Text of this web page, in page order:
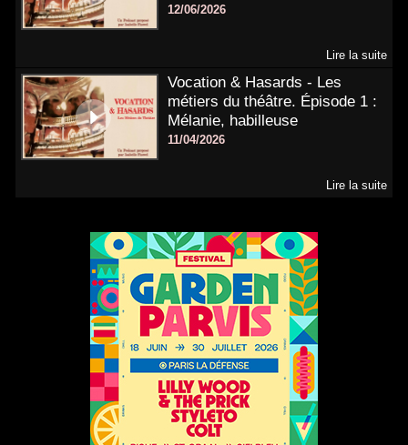
12/06/2026
Lire la suite
Vocation & Hasards - Les
métiers du théâtre. Épisode 1 :
Mélanie, habilleuse
11/04/2026
Lire la suite